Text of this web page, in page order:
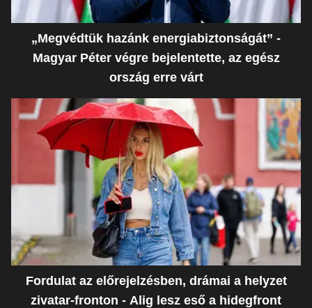
„Megvédtük hazánk energiabiztonságát” -
Magyar Péter végre bejelentette, az egész
ország erre várt
Fordulat az előrejelzésben, drámai a helyzet
zivatar-fronton - Alig lesz eső a hidegfront